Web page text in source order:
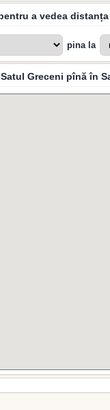
a vedea
pina la
Greceni pînă în